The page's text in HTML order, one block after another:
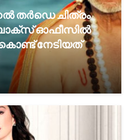
തർഡെ ചിത്രം
ഓഫീസിൽ
കൊണ്ട് നേടിയത്